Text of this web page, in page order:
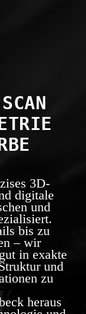
3D-
digitale
und
bis zu
– wir
in exakte
und
zu
heraus